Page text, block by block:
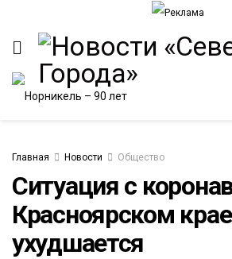
Главная Новости Общество
Ситуация с
Красноярском крае
ухудшается